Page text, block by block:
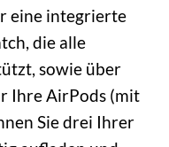
eine integrierte
die alle
sowie über
Ihre AirPods (mit
Sie drei Ihrer